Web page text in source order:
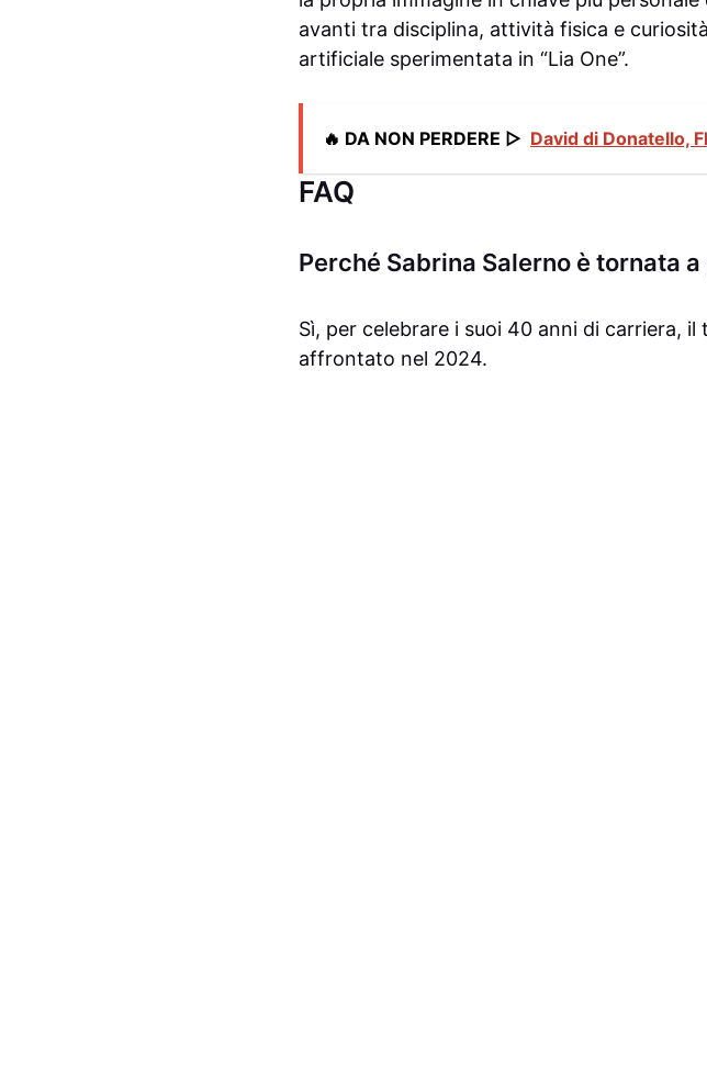
avanti tra disciplina, attività fisica e
artificiale sperimentata in “Lia One”.
🔥 DA NON PERDERE ▷ David di Donatello,
FAQ
Perché Sabrina Salerno è tornata
Sì, per celebrare i suoi 40 anni di carriera,
affrontato nel 2024.